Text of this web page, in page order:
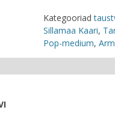
Kategooriad
Sillamaa Kaari,
Pop-medium,